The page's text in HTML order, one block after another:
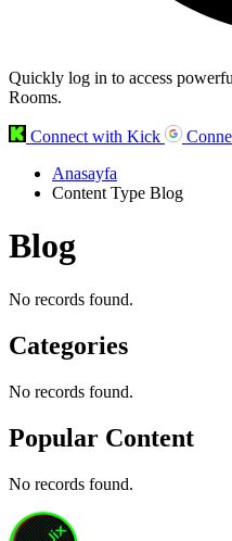
Quickly log in to access
Rooms.
Connect with Kick
Anasayfa
Content Type Blog
Blog
No records found.
Categories
No records found.
Popular Content
No records found.